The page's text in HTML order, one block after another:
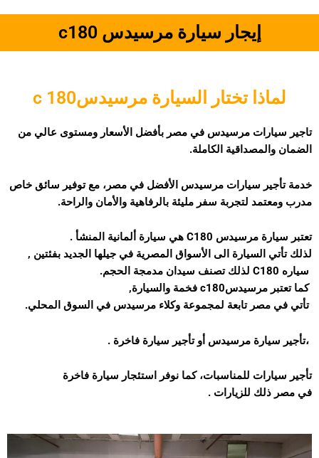
إيجار سيارة مرسيدس c180
لماذا تختار السيارة مرسيدسc 180
تاجير سيارات مرسيدس في مصر بأفضل الأسعار ومستوى عالي من
الضمان والمصداقية الكاملة.
خدمة تأجير سيارات مرسيدس الأفضل في مصر، مع توفير سائق خاص
مدرب ومعتمد لتجربة سفر مليئة بالرفاهية والأمان والراحة.
تعتبر سيارة مرسيدس C180 هي سيارة ألمانية المنشأ .
لذلك تأتي السيارة الى الأسواق المصرية في جيلها الجديد بفئتين ,
سياره C180 لذلك تصنف سيدان مدمجة الحجم.
كما تعتبر مرسيدسc180 فخمة والسيارة,
تأتي في مصر تابعة لمجموعة وكلاء مرسيدس في السوق المحلي.
. تأجير سيارة مرسيدس أو تأجير سيارة فاخرة،
تأجير سيارات للمناسبات، كما نوفر استئجار سيارة فاخرة
. في مصر ذلك للزيارات